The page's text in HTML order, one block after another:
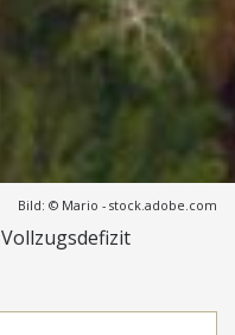
Bild: © Mario - stock.adobe.com
Vollzugsdefizit